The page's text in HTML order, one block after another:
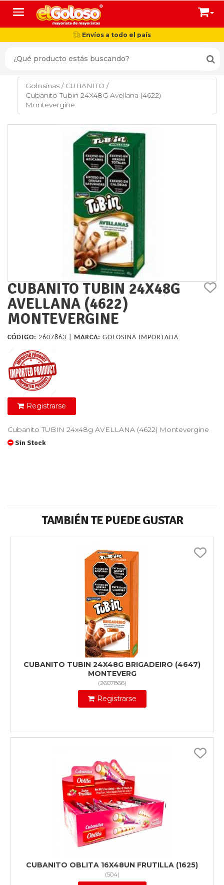
Toggle navigation
Envíos a todo el país
Golosinas / CUBANITO /
Cubanito Tubin 24X48G Avellana (4622)
Montevergine
CUBANITO TUBIN 24X48G
AVELLANA (4622)
MONTEVERGINE
CÓDIGO: 2607863 | MARCA: GOLOSINA IMPORTADA
Registrarse
Cubanito TUBIN 24x48g AVELLANA (4622) Montevergine
Sin Stock
TAMBIÉN TE PUEDE GUSTAR
CUBANITO TUBIN 24X48G BRIGADEIRO (4647)
MONTEVERG
(2607866)
Registrarse
CUBANITO OBLITA 16X48UN FRUTILLA (1625)
(504)